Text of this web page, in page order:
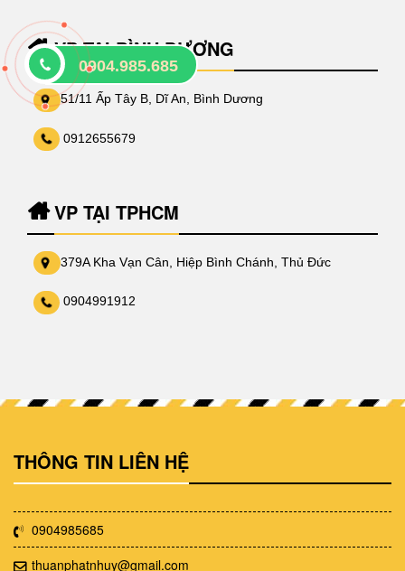
VP TẠI BÌNH DƯƠNG
51/11 Ấp Tây B, Dĩ An, Bình Dương
0912655679
VP TẠI TPHCM
379A Kha Vạn Cân, Hiệp Bình Chánh, Thủ Đức
0904991912
THÔNG TIN LIÊN HỆ
0904985685
thuanphatnhuy@gmail.com
0904.985.685